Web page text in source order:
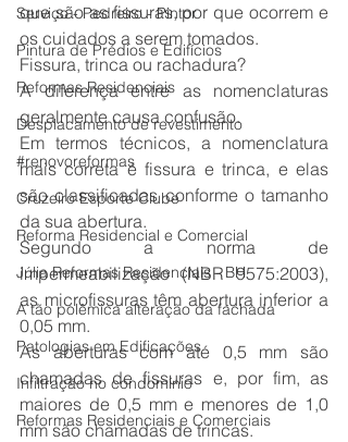
Serviço - Pedreiro - Pintor
Pintura de Prédios e Edifícios
Reformas Residenciais
Desplacamento de revestimento
#renovoreformas
Cruzeiro Esporte Clube
Reforma Residencial e Comercial
Júlia Reformas Residenciais - BH
A tão polêmica alteração da fachada
Patologias em Edificações
Infiltração no condomínio
Reformas Residenciais e Comerciais
que são as fissuras, por que ocorrem e
os cuidados a serem tomados.
Fissura, trinca ou rachadura?
A diferença entre as nomenclaturas
geralmente causa confusão.
Em termos técnicos, a nomenclatura
mais correta é fissura e trinca, e elas
são classificadas conforme o tamanho
da sua abertura.
Segundo a norma de
impermeabilização (NBR 9575:2003),
as microfissuras têm abertura inferior a
0,05 mm.
As aberturas com até 0,5 mm são
chamadas de fissuras e, por fim, as
maiores de 0,5 mm e menores de 1,0
mm são chamadas de trincas.